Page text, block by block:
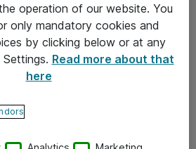
operation of our website. You
only mandatory cookies and
by clicking below or at any
Read more about that
here